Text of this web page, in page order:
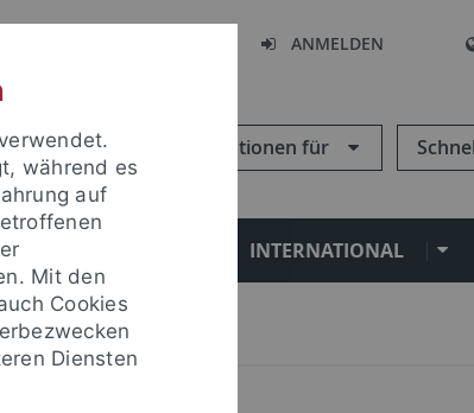
ANMELDEN
Informationen für
INTERNATIONAL
während es
auf
Mit den
Cookies
Diensten